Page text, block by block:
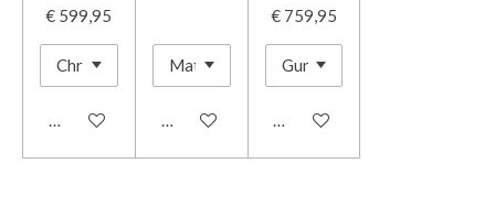
€ 599,95
In winkelwagen In winkelwagen
€ 759,95
In winkelwagen